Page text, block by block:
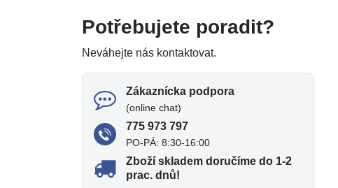
Potřebujete poradit?
Neváhejte nás kontaktovat.
Zákaznícka podpora
(online chat)
775 973 797
PO-PÁ: 8:30-16:00
Zboží skladem doručíme do 1-2
prac​. dnů!